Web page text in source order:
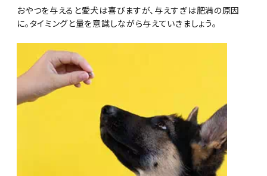
おやつを与えると愛犬は喜びますが、与えすぎは肥満の原因
に。タイミングと量を意識しながら与えていきましょう。